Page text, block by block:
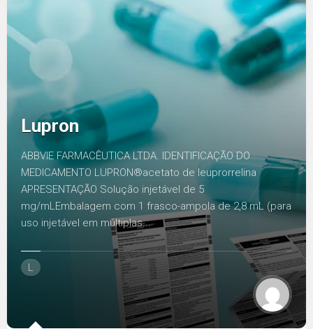
Lupron
ABBVIE FARMACÊUTICA LTDA. IDENTIFICAÇÃO DO
MEDICAMENTO LUPRON®acetato de leuprorrelina
APRESENTAÇÃO Solução injetável de 5
mg/mLEmbalagem com 1 frasco-ampola de 2,8 mL (para
uso injetável em múltiplas...
L